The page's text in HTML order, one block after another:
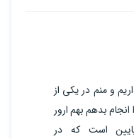
و منم در یکی از
انجام بدهم بهم ارور
است که در